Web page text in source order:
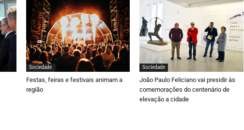
Sociedade
Festas, feiras e festivais animam a
região
Sociedade
João Paulo Feliciano vai presidir às
comemorações do centenário de
elevação a cidade